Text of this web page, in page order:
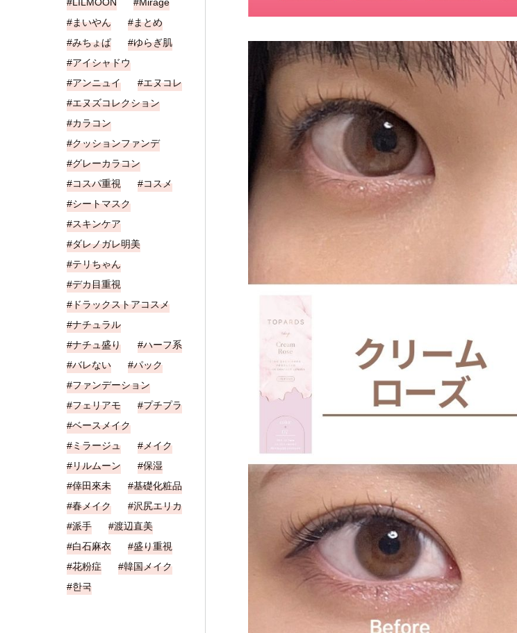
まいやん
まとめ
みちょぱ
ゆらぎ肌
アイシャドウ
アンニュイ
エヌコレ
エヌズコレクション
カラコン
クッションファンデ
グレーカラコン
コスパ重視
コスメ
シートマスク
スキンケア
ダレノガレ明美
テリちゃん
デカ目重視
ドラックストアコスメ
ナチュラル
ナチュ盛り
ハーフ系
バレない
パック
ファンデーション
フェリアモ
プチプラ
ベースメイク
ミラージュ
メイク
リルムーン
保湿
倖田來未
基礎化粧品
春メイク
沢尻エリカ
派手
渡辺直美
白石麻衣
盛り重視
花粉症
韓国メイク
한국